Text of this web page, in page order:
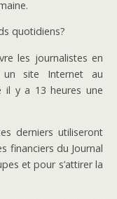
quotidiens?
les journalistes en
site Internet au
il y a 13 heures une
derniers utiliseront
financiers du Journal
et pour s’attirer la